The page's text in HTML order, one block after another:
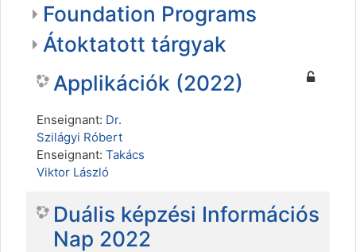
Foundation Programs
Átoktatott tárgyak
Applikációk (2022)
Enseignant: Dr.
Szilágyi Róbert
Enseignant: Takács
Viktor László
Duális képzési Információs
Nap 2022